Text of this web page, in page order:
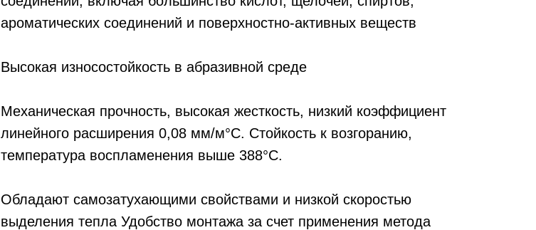
ароматических соединений и поверхностно-активных веществ
Высокая износостойкость в абразивной среде
Механическая прочность, высокая жесткость, низкий коэффициент
линейного расширения 0,08 мм/м°C. Стойкость к возгоранию,
температура воспламенения выше 388°С.
Обладают самозатухающими свойствами и низкой скоростью
выделения тепла Удобство монтажа за счет применения метода